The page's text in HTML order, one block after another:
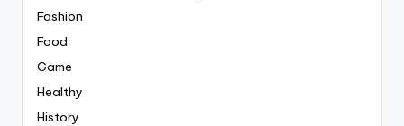
Fashion
Food
Game
Healthy
History